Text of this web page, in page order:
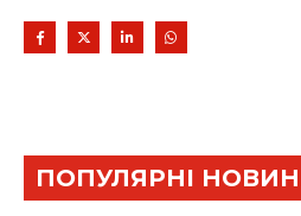
ПОПУЛЯРНІ